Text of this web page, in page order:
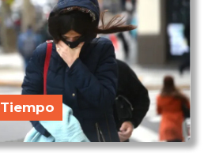
Tiempo